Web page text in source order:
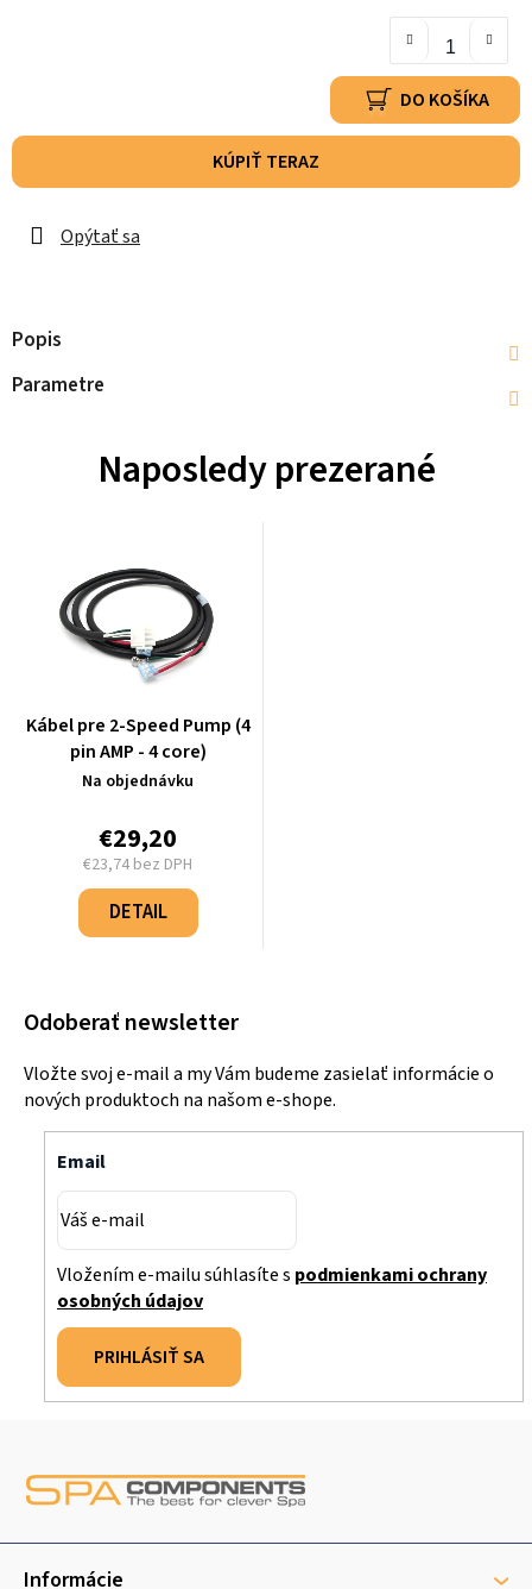
DO KOŠÍKA
KÚPIŤ TERAZ
Opýtať sa
Popis
Parametre
Naposledy prezerané
Kábel pre 2-Speed ​​Pump (4
pin AMP - 4 core)
Na objednávku
€29,20
€23,74 bez DPH
Jednotková
cena:
DETAIL
Odoberať newsletter
Vložte svoj e-mail a my Vám budeme zasielať informácie o
nových produktoch na našom e-shope.
Email
Vložením e-mailu súhlasíte s podmienkami ochrany
osobných údajov
PRIHLÁSIŤ SA
ä
Informácie